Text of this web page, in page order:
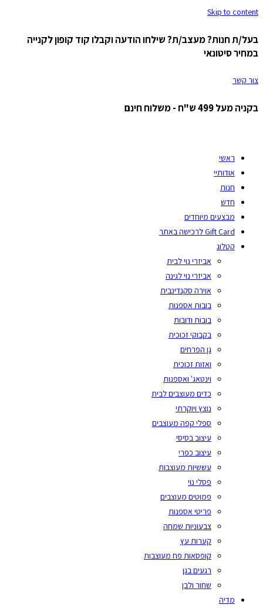
Skip to content
בעל/ת חנות? מעצב/ת? שילחו הודעה וקבלו קוד קופון לקנייה
במחיר סיטונאי
צור קשר
בקניה מעל 499 ש"ח - משלוח חינם
ראשי
אודותיי
חנות
חדש
מבצעים מיוחדים
Gift Card לרכישה באתר
קטלוג
אביזרי נוי לבית
אביזרי נוי לגינה
אוירה סקנדינבית
בובות אספנות
בובות ודובות
בקבוקי זכוכית
גן הפרחים
ואזות זכוכית
וינטאג' ואספנות
כדים מעוצבים לבית
נוצץ ויוקרתי
ספלי קפה מעוצבים
עיצוב בסיסי
עיצוב כפרי
עששיות מעוצבות
פסלי נוי
פמוטים מעוצבים
פריטי אספנות
צבעוניות שמחה
קערות עץ
קופסאות פח מעוצבות
רגעים בגן
שחור ולבן
מדיה